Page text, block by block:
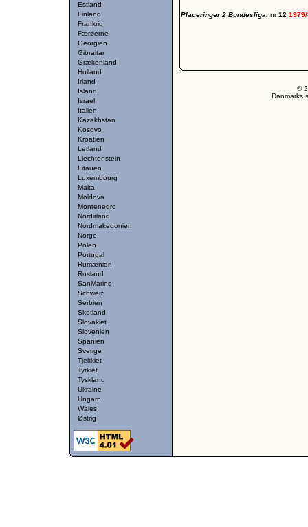
Estland
Finland
Frankrig
Færøerne
Georgien
Gibraltar
Grækenland
Holland
Irland
Island
Israel
Italien
Kazakhstan
Kosovo
Kroatien
Letland
Liechtenstein
Litauen
Luxembourg
Malta
Moldova
Montenegro
Nordirland
Nordmakedonien
Norge
Polen
Portugal
Rumænien
Rusland
SanMarino
Schweiz
Serbien
Skotland
Slovakiet
Slovenien
Spanien
Sverige
Tjekkiet
Tyrkiet
Tyskland
Ukraine
Ungarn
Wales
Østrig
Placeringer 2 Bundesliga: nr12
©
Danmarks